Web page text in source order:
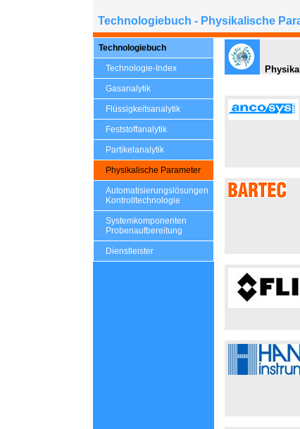
Technologiebuch - Physikalische
Technologiebuch
Technologie-Index
Gasanalytik
Flüssigkeitsanalytik
Feststoffanalytik
Partikelanalytik
Physikalische Parameter
Automatisierungslösungen
Kontrolltechnologie
Systemkomponenten
Probenaufbereitung
Dienstleister